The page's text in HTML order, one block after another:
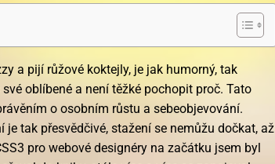
a pijí růžové koktejly, je jak humorný, tak
oblíbené a není těžké pochopit proč. Tato
o osobním růstu a sebeobjevování.
tak přesvědčivé, stažení se nemůžu dočkat, až
pro webové designéry na začátku jsem byl